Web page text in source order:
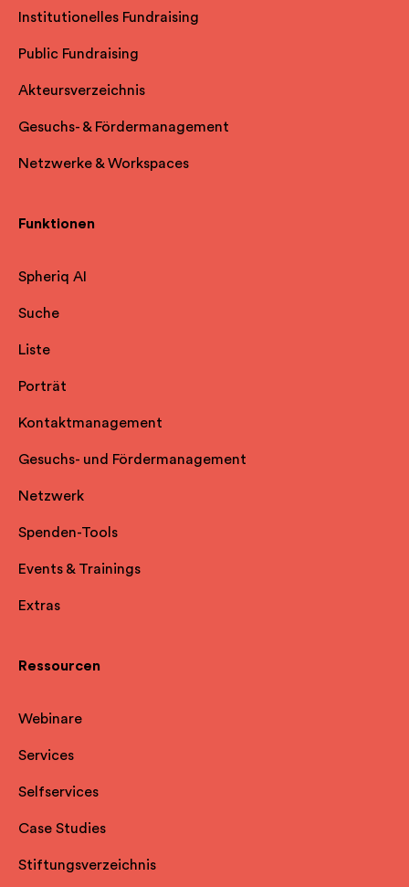
Institutionelles Fundraising
Public Fundraising
Akteursverzeichnis
Gesuchs- & Fördermanagement
Netzwerke & Workspaces
Funktionen
Spheriq AI
Suche
Liste
Porträt
Kontaktmanagement
Gesuchs- und Fördermanagement
Netzwerk
Spenden-Tools
Events & Trainings
Extras
Ressourcen
Webinare
Services
Selfservices
Case Studies
Stiftungsverzeichnis